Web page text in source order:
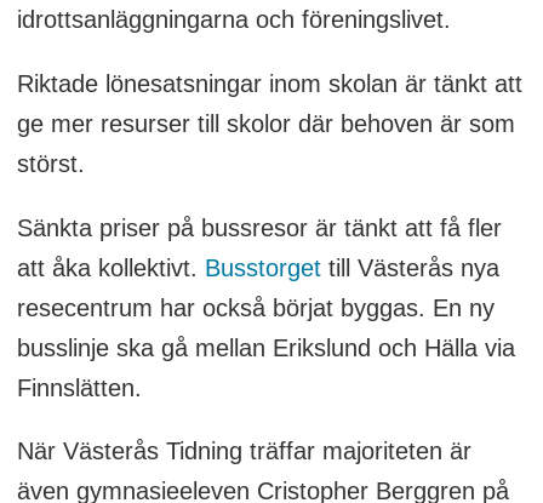
idrottsanläggningarna och föreningslivet.
Riktade lönesatsningar inom skolan är tänkt att
ge mer resurser till skolor där behoven är som
störst.
Sänkta priser på bussresor är tänkt att få fler
att åka kollektivt. Busstorget till Västerås nya
resecentrum har också börjat byggas. En ny
busslinje ska gå mellan Erikslund och Hälla via
Finnslätten.
När Västerås Tidning träffar majoriteten är
även gymnasieeleven Cristopher Berggren på